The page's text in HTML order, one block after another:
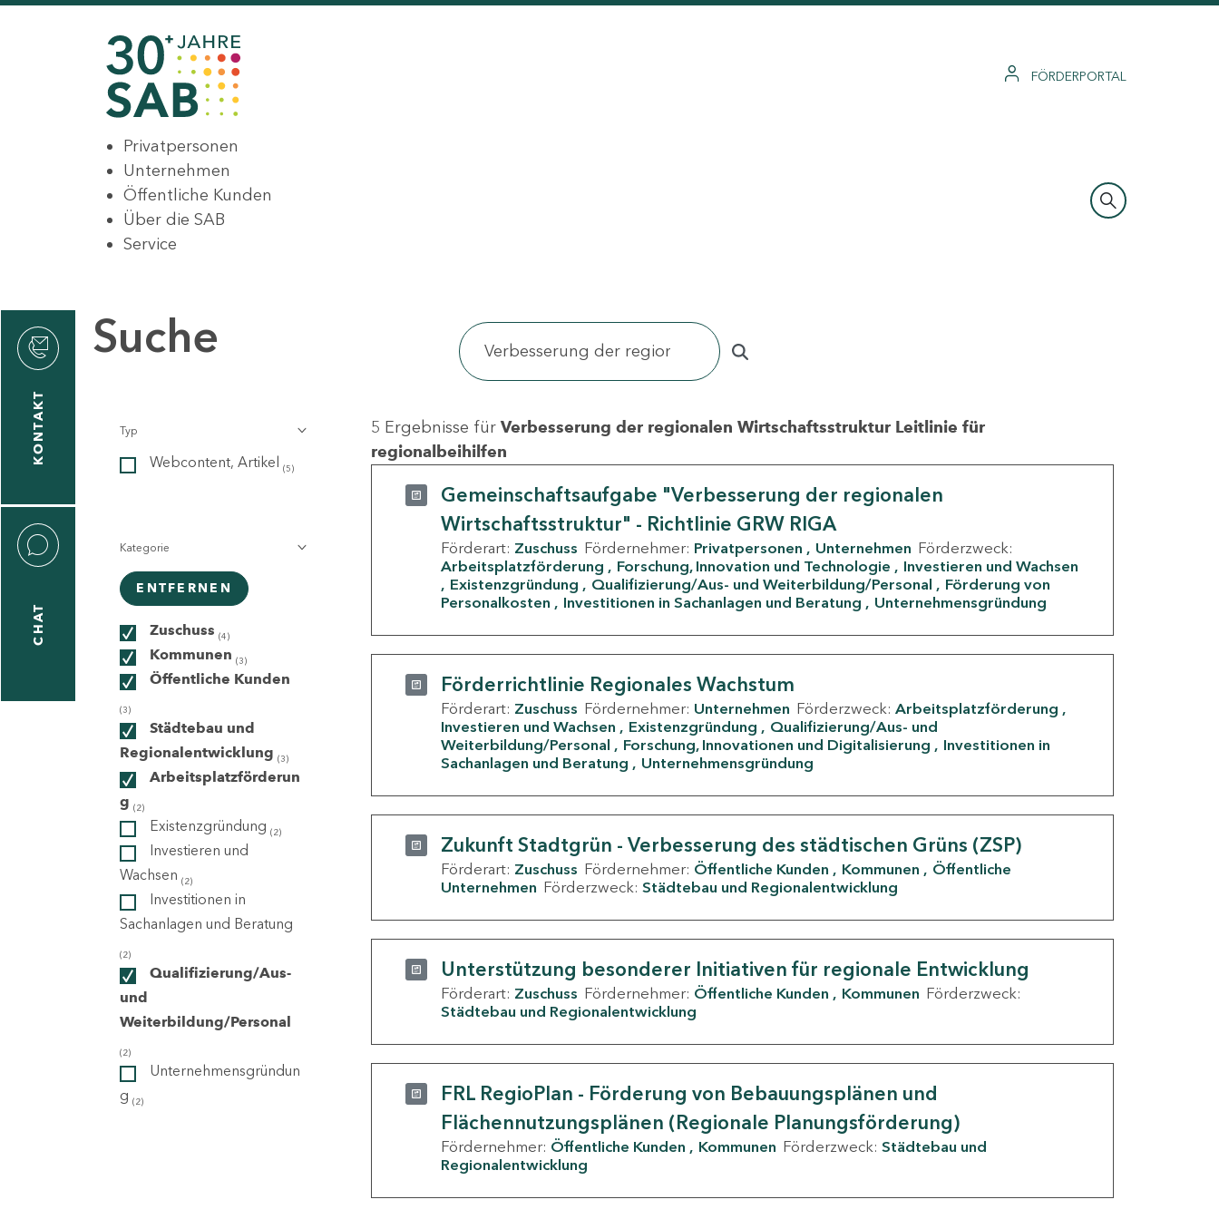
FÖRDERPORTAL
Privatpersonen
Unternehmen
Öffentliche Kunden
Über die SAB
Service
KONTAKT
CHAT
Suche
Typ
Webcontent, Artikel (5)
Kategorie
ENTFERNEN
Zuschuss (4)
Kommunen (3)
Öffentliche Kunden
(3)
Städtebau und
Regionalentwicklung (3)
Arbeitsplatzförderun
g (2)
Existenzgründung (2)
Investieren und
Wachsen (2)
Investitionen in
Sachanlagen und Beratung
(2)
Qualifizierung/Aus-
und
Weiterbildung/Personal
(2)
Unternehmensgründun
g (2)
5 Ergebnisse für Verbesserung der regionalen Wirtschaftsstruktur Leitlinie für
regionalbeihilfen
Gemeinschaftsaufgabe "Verbesserung der regionalen
Wirtschaftsstruktur" - Richtlinie GRW RIGA
Förderart: Zuschuss Fördernehmer: Privatpersonen Unternehmen Förderzweck:
Arbeitsplatzförderung
Forschung, Innovation und Technologie
Investieren und Wachsen
Existenzgründung
Qualifizierung/Aus- und Weiterbildung/Personal
Förderung von
Personalkosten
Investitionen in Sachanlagen und Beratung Unternehmensgründung
Förderrichtlinie Regionales Wachstum
Förderart: Zuschuss Fördernehmer: Unternehmen Förderzweck: Arbeitsplatzförderung
Investieren und Wachsen
Existenzgründung
Qualifizierung/Aus- und
Weiterbildung/Personal
Forschung, Innovationen und Digitalisierung
Investitionen in
Sachanlagen und Beratung
Unternehmensgründung
Zukunft Stadtgrün - Verbesserung des städtischen Grüns (ZSP)
Förderart: Zuschuss Fördernehmer: Öffentliche Kunden Kommunen
Öffentliche
Unternehmen Förderzweck: Städtebau und Regionalentwicklung
Unterstützung besonderer Initiativen für regionale Entwicklung
Förderart: Zuschuss Fördernehmer: Öffentliche Kunden Kommunen Förderzweck:
Städtebau und Regionalentwicklung
FRL RegioPlan - Förderung von Bebauungsplänen und
Flächennutzungsplänen (Regionale Planungsförderung)
Fördernehmer: Öffentliche Kunden Kommunen Förderzweck: Städtebau und
Regionalentwicklung